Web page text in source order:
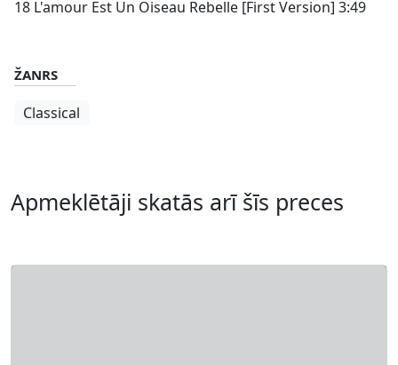
18 L'amour Est Un Oiseau Rebelle [First Version] 3:49
ŽANRS
Classical
Apmeklētāji skatās arī šīs preces